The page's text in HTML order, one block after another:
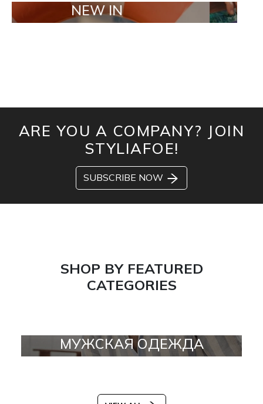
NEW IN TAILOR
ARE YOU A COMPANY? JOIN
STYLIAFOE!
SUBSCRIBE NOW
SHOP BY FEATURED
CATEGORIES
МУЖСКАЯ ОДЕЖДА